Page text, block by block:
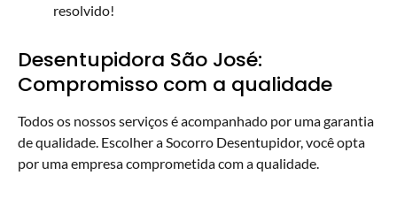
resolvido!
Desentupidora São José:
Compromisso com a qualidade
Todos os nossos serviços é acompanhado por uma garantia
de qualidade. Escolher a Socorro Desentupidor, você opta
por uma empresa comprometida com a qualidade.